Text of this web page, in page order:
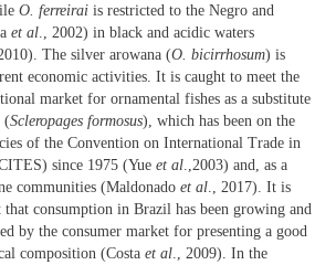
O. ferreirai is restricted to the Negro and
et al ., 2002) in black and acidic waters
The silver arowana (O. bicirrhosum) is
economic activities. It is caught to meet the
market for ornamental fishes as a substitute
(Scleropages formosus), which has been on the
of the Convention on International Trade in
since 1975 (Yue et al .,2003) and, as a
communities (Maldonado et al ., 2017). It is
consumption in Brazil has been growing and
by the consumer market for presenting a good
composition (Costa et al ., 2009). In the